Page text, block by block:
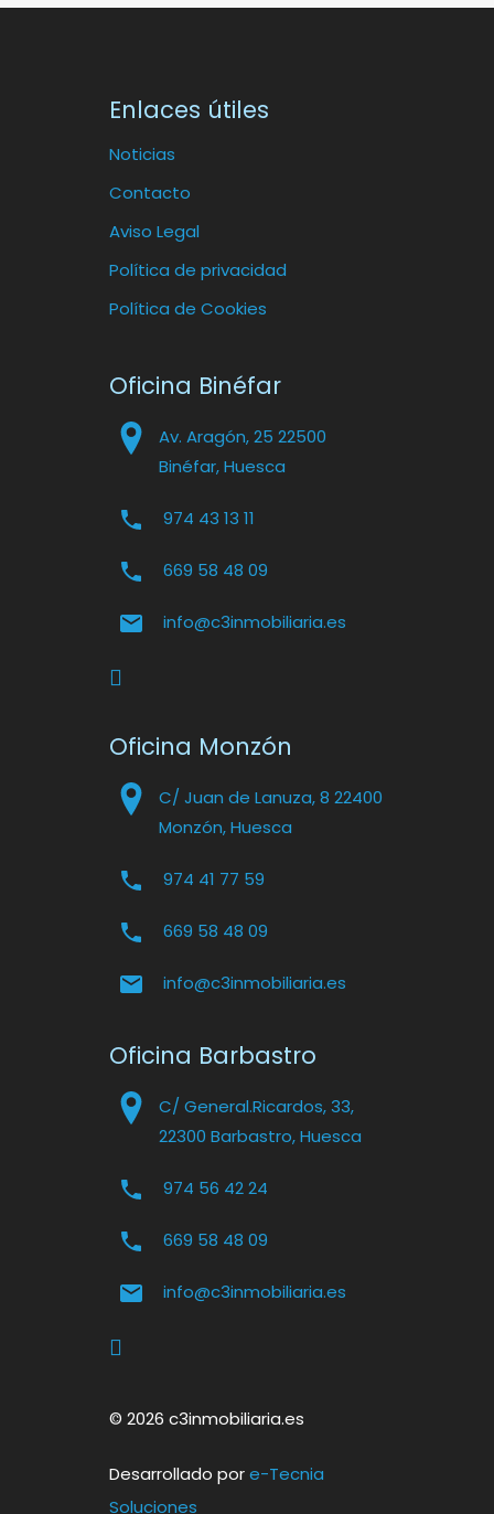
Enlaces útiles
Noticias
Contacto
Aviso Legal
Política de privacidad
Política de Cookies
Oficina Binéfar
Av. Aragón, 25 22500
Binéfar, Huesca
974 43 13 11
669 58 48 09
info@c3inmobiliaria.es
Oficina Monzón
C/ Juan de Lanuza, 8 22400
Monzón, Huesca
974 41 77 59
669 58 48 09
info@c3inmobiliaria.es
Oficina Barbastro
C/ General.Ricardos, 33,
22300 Barbastro, Huesca
974 56 42 24
669 58 48 09
info@c3inmobiliaria.es
© 2026 c3inmobiliaria.es
Desarrollado pore-Tecnia
Soluciones